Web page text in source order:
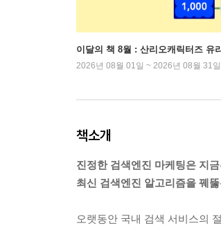
이달의 책 8월 : 산리오캐릭터즈 유
2026년 08월 01일 ~ 2026년 08월 31일
책소개
진정한 검색엔진 마케팅은 지
최신 검색엔진 알고리즘을 꿰
오랫동안 국내 검색 서비스의